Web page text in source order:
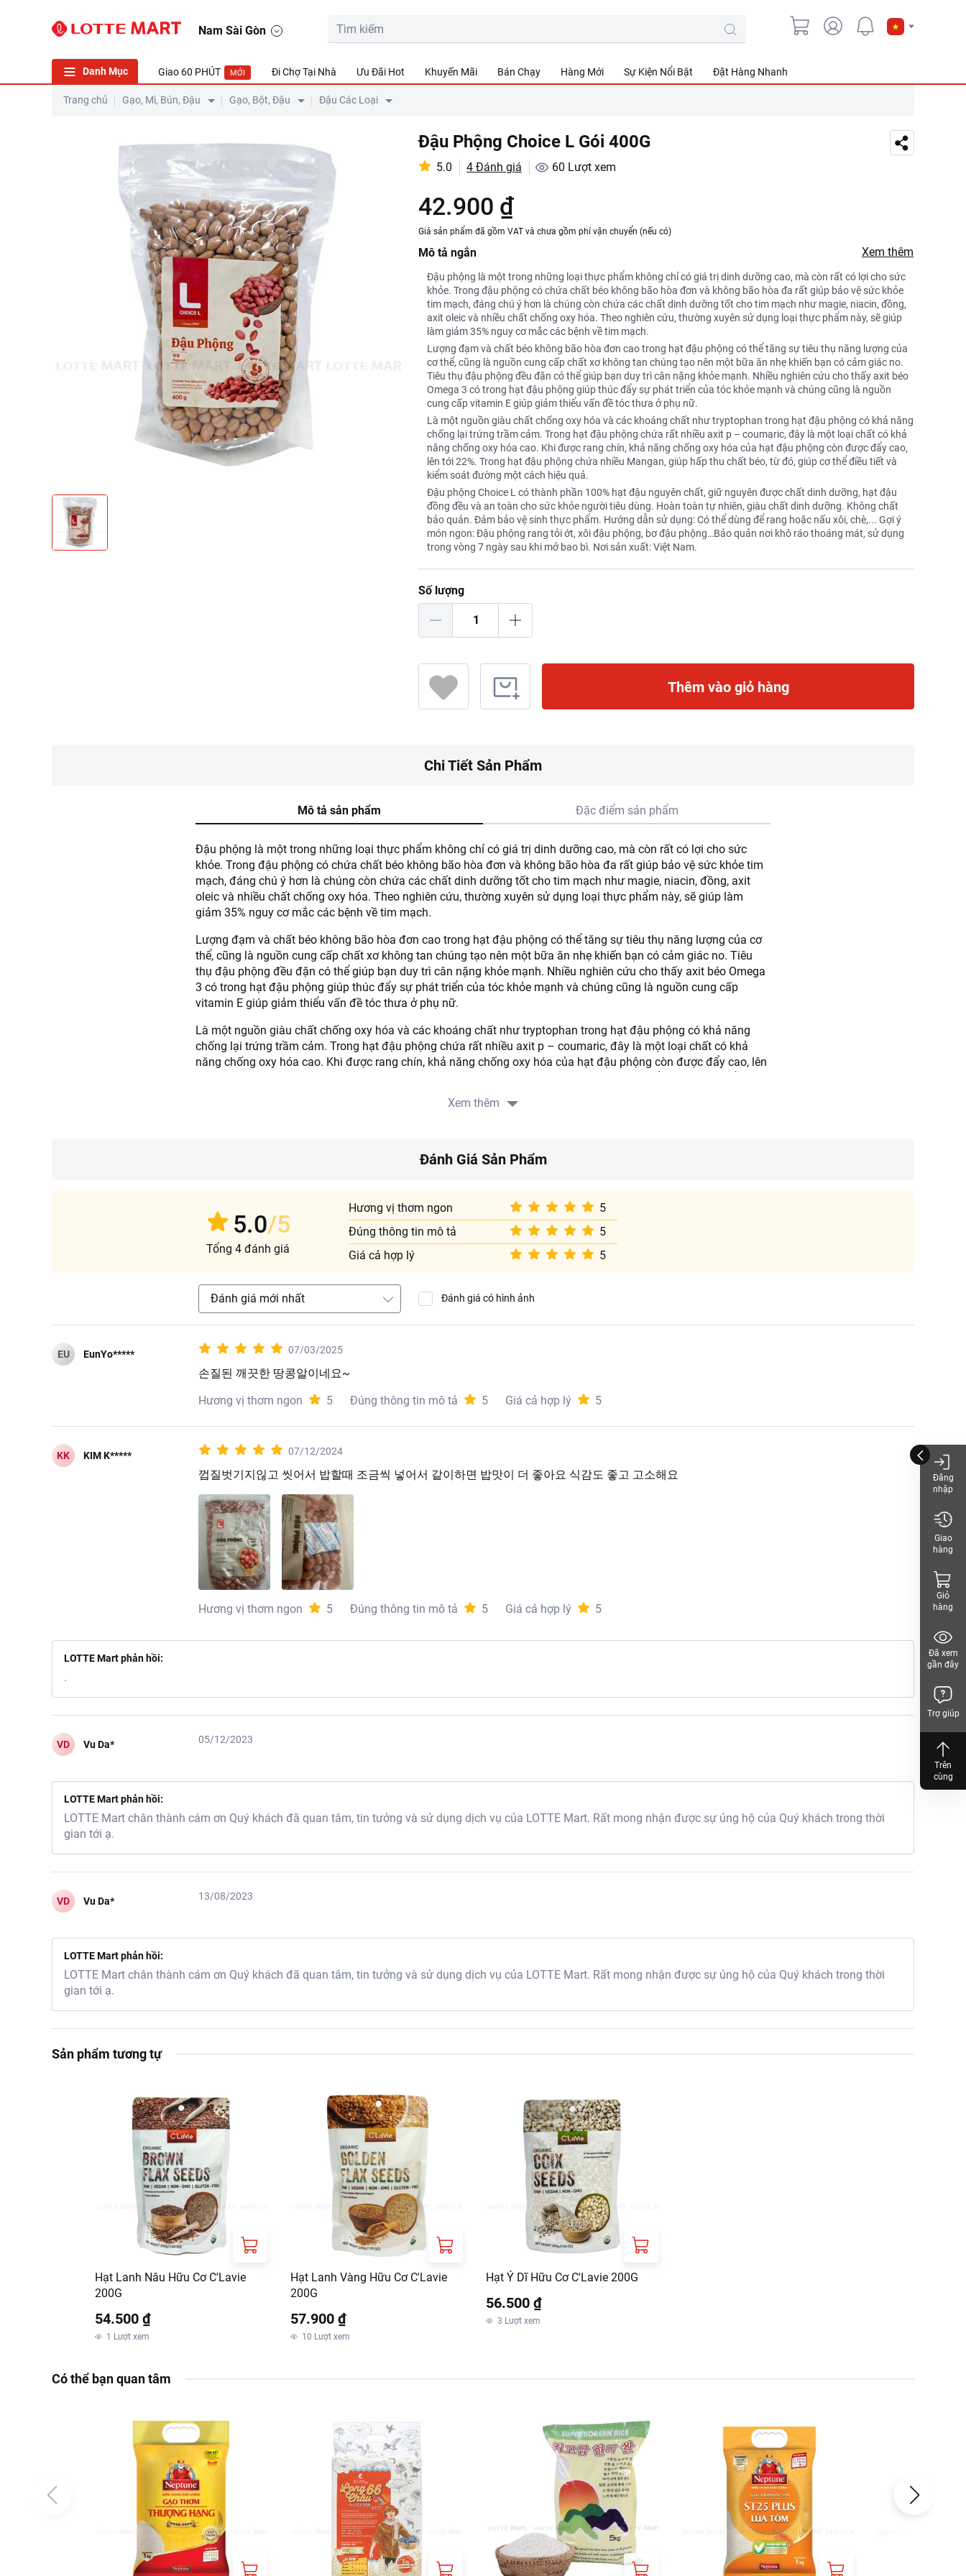
Nam Sài Gòn
Danh Mục Giao 60 PHÚT MỚI Đi Chợ Tại Nhà Ưu Đãi Hot Khuyến Mãi Bán Chạy Hàng Mới Sự Kiện Nổi Bật Đặt Hàng Nhanh
Trang chủ Gạo, Mì, Bún, Đậu Gạo, Bột, Đậu Đậu Các Loại
Đậu Phộng Choice L Gói 400G
5.0 4 Đánh giá 60 Lượt xem
42.900 ₫
Giá sản phẩm đã gồm VAT và chưa gồm phí vận chuyển (nếu có)
Mô tả ngắn Xem thêm
Đậu phộng là một trong những loại thực phẩm không chỉ có giá trị dinh dưỡng cao, mà còn rất có lợi cho sức
khỏe. Trong đậu phộng có chứa chất béo không bão hòa đơn và không bão hòa đa rất giúp bảo vệ sức khỏe
tim mạch, đáng chú ý hơn là chúng còn chứa các chất dinh dưỡng tốt cho tim mạch như magie, niacin, đồng,
axit oleic và nhiều chất chống oxy hóa. Theo nghiên cứu, thường xuyên sử dụng loại thực phẩm này, sẽ giúp
làm giảm 35% nguy cơ mắc các bệnh về tim mạch.
Lượng đạm và chất béo không bão hòa đơn cao trong hạt đậu phộng có thể tăng sự tiêu thụ năng lượng của
cơ thể, cũng là nguồn cung cấp chất xơ không tan chúng tạo nên một bữa ăn nhẹ khiến bạn có cảm giác no.
Tiêu thụ đậu phộng đều đặn có thể giúp bạn duy trì cân nặng khỏe mạnh. Nhiều nghiên cứu cho thấy axit béo
Omega 3 có trong hạt đậu phộng giúp thúc đẩy sự phát triển của tóc khỏe mạnh và chúng cũng là nguồn
cung cấp vitamin E giúp giảm thiểu vấn đề tóc thưa ở phụ nữ.
Là một nguồn giàu chất chống oxy hóa và các khoáng chất như tryptophan trong hạt đậu phộng có khả năng
chống lại trứng trầm cảm. Trong hạt đậu phộng chứa rất nhiều axit p – coumaric, đây là một loại chất có khả
năng chống oxy hóa cao. Khi được rang chín, khả năng chống oxy hóa của hạt đậu phộng còn được đẩy cao,
lên tới 22%. Trong hạt đậu phộng chứa nhiều Mangan, giúp hấp thu chất béo, từ đó, giúp cơ thể điều tiết và
kiểm soát đường một cách hiệu quả.
Đậu phộng Choice L có thành phần 100% hạt đậu nguyên chất, giữ nguyên được chất dinh dưỡng, hạt đậu
đồng đều và an toàn cho sức khỏe người tiêu dùng. Hoàn toàn tự nhiên, giàu chất dinh dưỡng. Không chất
bảo quản. Đảm bảo vệ sinh thực phẩm. Hướng dẫn sử dụng: Có thể dùng để rang hoặc nấu xôi, chè,... Gợi ý
món ngon: Đậu phộng rang tỏi ớt, xôi đậu phộng, bơ đậu phộng…Bảo quản nơi khô ráo thoáng mát, sử dụng
trong vòng 7 ngày sau khi mở bao bì. Nơi sản xuất: Việt Nam.
Số lượng
Thêm vào giỏ hàng
Chi Tiết Sản Phẩm
Mô tả sản phẩm Đặc điểm sản phẩm
Đậu phộng là một trong những loại thực phẩm không chỉ có giá trị dinh dưỡng cao, mà còn rất có lợi cho sức
khỏe. Trong đậu phộng có chứa chất béo không bão hòa đơn và không bão hòa đa rất giúp bảo vệ sức khỏe tim
mạch, đáng chú ý hơn là chúng còn chứa các chất dinh dưỡng tốt cho tim mạch như magie, niacin, đồng, axit
oleic và nhiều chất chống oxy hóa. Theo nghiên cứu, thường xuyên sử dụng loại thực phẩm này, sẽ giúp làm
giảm 35% nguy cơ mắc các bệnh về tim mạch.
Lượng đạm và chất béo không bão hòa đơn cao trong hạt đậu phộng có thể tăng sự tiêu thụ năng lượng của cơ
thể, cũng là nguồn cung cấp chất xơ không tan chúng tạo nên một bữa ăn nhẹ khiến bạn có cảm giác no. Tiêu
thụ đậu phộng đều đặn có thể giúp bạn duy trì cân nặng khỏe mạnh. Nhiều nghiên cứu cho thấy axit béo Omega
3 có trong hạt đậu phộng giúp thúc đẩy sự phát triển của tóc khỏe mạnh và chúng cũng là nguồn cung cấp
vitamin E giúp giảm thiểu vấn đề tóc thưa ở phụ nữ.
Là một nguồn giàu chất chống oxy hóa và các khoáng chất như tryptophan trong hạt đậu phộng có khả năng
chống lại trứng trầm cảm. Trong hạt đậu phộng chứa rất nhiều axit p – coumaric, đây là một loại chất có khả
năng chống oxy hóa cao. Khi được rang chín, khả năng chống oxy hóa của hạt đậu phộng còn được đẩy cao, lên
Đảm bảo vệ sinh thực phẩm. Hướng dẫn sử dụng: Có thể dùng để rang hoặc nấu xôi, chè,... Gợi ý món ngon: Đậu
phộng rang tỏi ớt, xôi đậu phộng, bơ đậu phộng…Bảo quản nơi khô ráo thoáng mát, sử dụng trong vòng 7 ngày
Xem thêm
Đánh Giá Sản Phẩm
5.0/5
Tổng 4 đánh giá
Hương vị thơm ngon
5
Đúng thông tin mô tả
5
Giá cả hợp lý
5
Đánh giá mới nhất Đánh giá có hình ảnh
EU EunYo***** 07/03/2025
손질된 깨끗한 땅콩알이네요~
Hương vị thơm ngon
5 Đúng thông tin mô tả 5 Giá cả hợp lý 5
KK KIM K***** 07/12/2024
껍질벗기지읺고 씻어서 밥할때 조금씩 넣어서 같이하면 밥맛이 더 좋아요 식감도 좋고 고소해요
Hương vị thơm ngon 5 Đúng thông tin mô tả 5 Giá cả hợp lý 5
LOTTE Mart phản hồi:
.
VD Vu Da* 05/12/2023
LOTTE Mart phản hồi:
LOTTE Mart chân thành cám ơn Quý khách đã quan tâm, tin tưởng và sử dụng dịch vụ của LOTTE Mart. Rất mong nhận được sự ủng hộ của Quý khách trong thời
gian tới ạ.
VD Vu Da* 13/08/2023
LOTTE Mart phản hồi:
LOTTE Mart chân thành cám ơn Quý khách đã quan tâm, tin tưởng và sử dụng dịch vụ của LOTTE Mart. Rất mong nhận được sự ủng hộ của Quý khách trong thời
gian tới ạ.
Sản phẩm tương tự
Hạt Lanh Nâu Hữu Cơ C'Lavie
200G
54.500 ₫
1 Lượt xem
Hạt Lanh Vàng Hữu Cơ C'Lavie
200G
57.900 ₫
10 Lượt xem
Hạt Ý Dĩ Hữu Cơ C'Lavie 200G
56.500 ₫
3 Lượt xem
Có thể bạn quan tâm
Đăng
nhập
Giao
hàng
Giỏ
hàng
Đã xem
gần đây
Trợ giúp
Trên
cùng